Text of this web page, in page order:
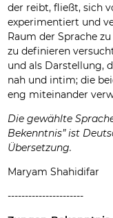
der reibt, fließt, sich
experimentiert und
Raum der Sprache
zu definieren
und als Darstellung,
nah und intim; die
eng miteinander
Die gewählte
Bekenntnis” ist
Übersetzung.
Maryam Shahidifar
----------------------